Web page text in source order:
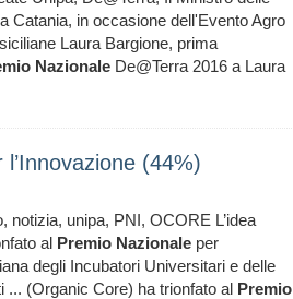
Catania, in occasione dell'Evento Agro
Laura Bargione, prima
Nazionale De@Terra 2016 a Laura
(44%)
notizia, unipa, PNI, OCORE L’idea
al Premio Nazionale per
degli Incubatori Universitari e delle
(Organic Core) ha trionfato al Premio